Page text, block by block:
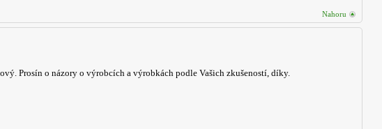
Nahoru
Prosín o názory o výrobcích a výrobkách podle Vašich zkušeností, díky.